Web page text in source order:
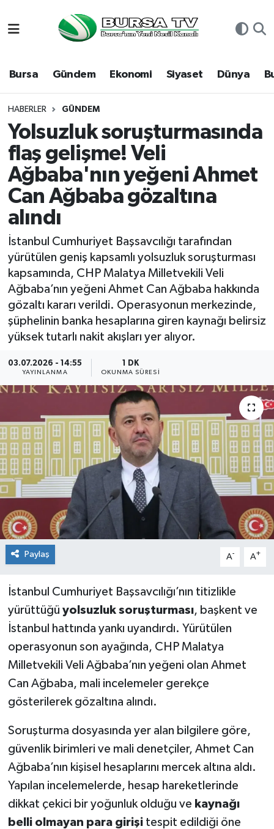
Bursa Gündem Ekonomi Siyaset Dünya
HABERLER GÜNDEM
Yolsuzluk soruşturmasında
flaş gelişme! Veli
Ağbaba'nın yeğeni Ahmet
Can Ağbaba gözaltına
alındı
İstanbul Cumhuriyet Başsavcılığı tarafından
yürütülen geniş kapsamlı yolsuzluk soruşturması
kapsamında, CHP Malatya Milletvekili Veli
Ağbaba’nın yeğeni Ahmet Can Ağbaba hakkında
gözaltı kararı verildi. Operasyonun merkezinde,
şüphelinin banka hesaplarına giren kaynağı belirsiz
yüksek tutarlı nakit akışları yer alıyor.
03.07.2026 - 14:55
YAYINLANMA
1 DK
OKUNMA SÜRESI
Paylaş A- A+
İstanbul Cumhuriyet Başsavcılığı’nın titizlikle
yürüttüğü yolsuzluk soruşturması, başkent ve
İstanbul hattında yankı uyandırdı. Yürütülen
operasyonun son ayağında, CHP Malatya
Milletvekili Veli Ağbaba’nın yeğeni olan Ahmet
Can Ağbaba, mali incelemeler gerekçe
gösterilerek gözaltına alındı.
Soruşturma dosyasında yer alan bilgilere göre,
güvenlik birimleri ve mali denetçiler, Ahmet Can
Ağbaba’nın kişisel hesaplarını mercek altına aldı.
Yapılan incelemelerde, hesap hareketlerinde
dikkat çekici bir yoğunluk olduğu ve kaynağı
belli olmayan para girişitespit edildiği öne
Bursa
Dünya
Eğitim
Ekonomi
Genel
Magazin
Sağlık
Siyaset
Spor
Teknoloji
Türkiye
Hava Durumu
Namaz Vakitleri
Trafik Durumu
Süper Lig Puan Durumu ve Fikstür
Tüm Manşetler
Haber Arşivi